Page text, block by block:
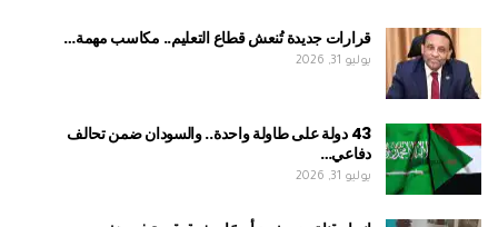
قرارات جديدة تُنعش قطاع التعليم.. مكاسب مهمة…
يوليو 31, 2026
43 دولة على طاولة واحدة.. والسودان ضمن تحالف
دفاعي…
يوليو 31, 2026